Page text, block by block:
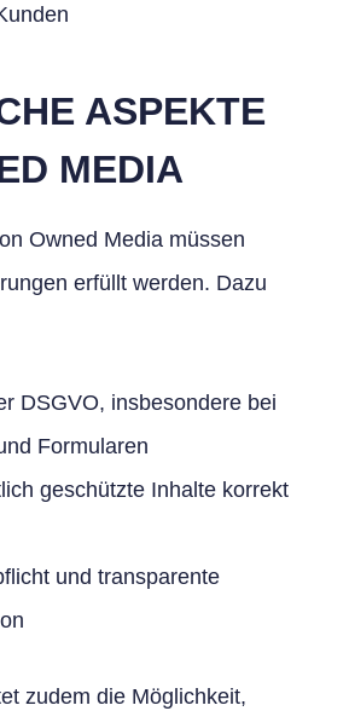
ASPEKTE
MEDIA
Owned Media müssen
erfüllt werden. Dazu
DSGVO, insbesondere bei
Formularen
geschützte Inhalte korrekt
und transparente
zudem die Möglichkeit,